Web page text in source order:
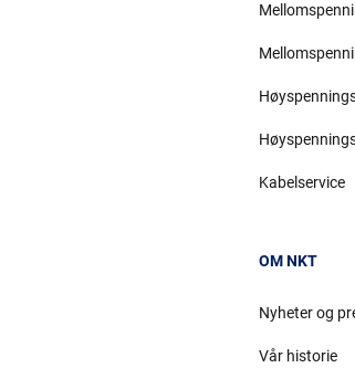
Kabelservice
OM NKT
Nyheter og
Vår historie